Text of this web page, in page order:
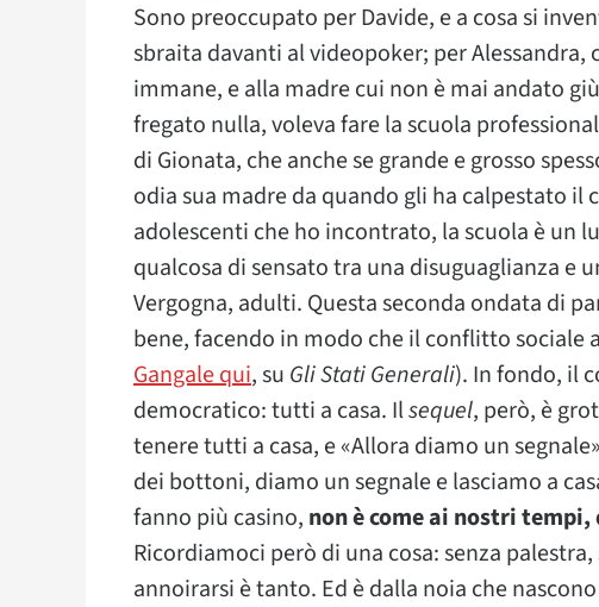
Sono preoccupato per Davide, e a cosa si
sbraita davanti al videopoker; per
immane, e alla madre cui non è mai andato
fregato nulla, voleva fare la scuola
di Gionata, che anche se grande e grosso
odia sua madre da quando gli ha calpestato il
adolescenti che ho incontrato, la scuola è un
qualcosa di sensato tra una disuguaglianza e
Vergogna, adulti. Questa seconda ondata di
bene, facendo in modo che il conflitto sociale
Gangale qui, su Gli Stati Generali). In fondo, il
democratico: tutti a casa. Ilsequel, però, è
tenere tutti a casa, e «Allora diamo un
dei bottoni, diamo un segnale e lasciamo a
fanno più casino, non è come ai nostri
Ricordiamoci però di una cosa: senza
annoirarsi è tanto. Ed è dalla noia che